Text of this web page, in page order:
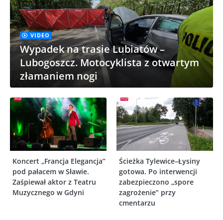
VIDEO
Wypadek na trasie Lubiatów –
Lubogoszcz. Motocyklista z otwartym
złamaniem nogi
Koncert „Francja Elegancja”
pod pałacem w Sławie.
Zaśpiewał aktor z Teatru
Muzycznego w Gdyni
Ścieżka Tylewice–Łysiny
gotowa. Po interwencji
zabezpieczono „spore
zagrożenie” przy
cmentarzu